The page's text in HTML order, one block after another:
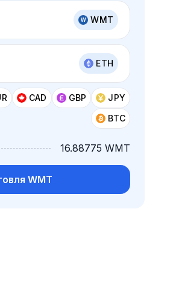
WMT
ETH
CAD GBP
JPY
BTC
16.88775 WMT
WMT